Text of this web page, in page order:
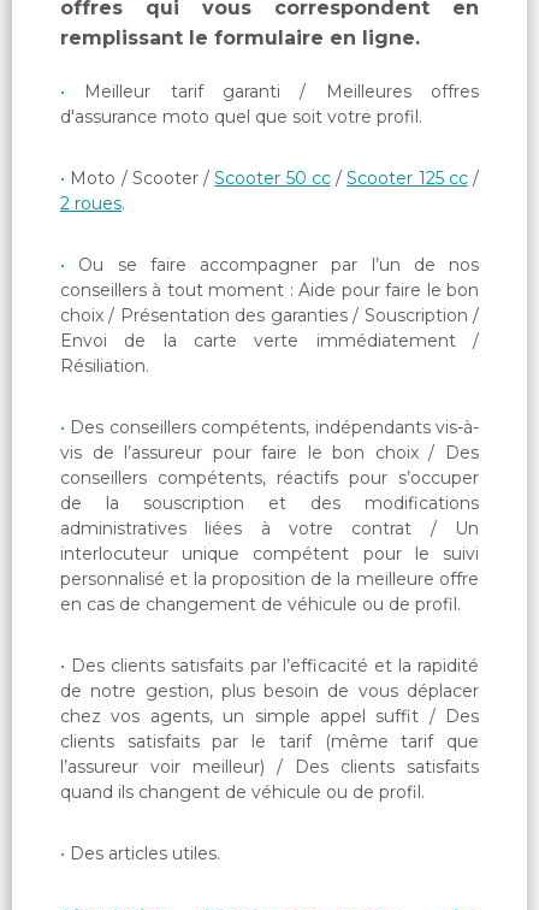
offres qui vous correspondent en
remplissant le formulaire en ligne.
Meilleur tarif garanti / Meilleures offres
d'assurance moto quel que soit votre profil.
Moto / Scooter /Scooter 50 cc/Scooter 125 cc/
2 roues.
Ou se faire accompagner par l’un de nos
conseillers à tout moment : Aide pour faire le bon
choix / Présentation des garanties / Souscription /
Envoi de la carte verte immédiatement /
Résiliation.
Des conseillers compétents, indépendants vis-à-
vis de l’assureur pour faire le bon choix / Des
conseillers compétents, réactifs pour s’occuper
de la souscription et des modifications
administratives liées à votre contrat / Un
interlocuteur unique compétent pour le suivi
personnalisé et la proposition de la meilleure offre
en cas de changement de véhicule ou de profil.
Des clients satisfaits par l’efficacité et la rapidité
de notre gestion, plus besoin de vous déplacer
chez vos agents, un simple appel suffit / Des
clients satisfaits par le tarif (même tarif que
l’assureur voir meilleur) / Des clients satisfaits
quand ils changent de véhicule ou de profil.
Des articles utiles.